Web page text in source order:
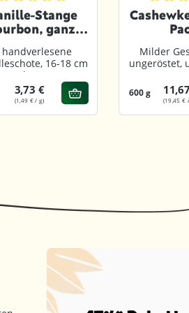
von 5 SternenBewertung von 4.8
Stange
ganz,
handverlesene
16-18 cm
lang
3,73 €
(1,49 € / g)
Milder
ungeröstet,
600 g
(19,45 €